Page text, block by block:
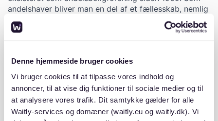
Denne hjemmeside bruger cookies
Vi bruger cookies til at tilpasse vores indhold og
annoncer, til at vise dig funktioner til sociale medier og til
at analysere vores trafik. Dit samtykke gælder for alle
Waitly-services og domæner (waitly.eu og waitly.dk). Vi
andelshaver bliver man en del af et fællesskab, nemlig
andelsboligforeningen. Det medfører nogle
rettigheder, men også nogle forpligtelser over for
medbestemmelse iht. foreningens vedtægter. Som
eksempel kan nævnes den årlige generalforsamling,
hvor der vælges bestyrelsesmedlemmer, vedtages
ændringer, tages større og mindre beslutninger, som
ikke falder ind under bestyrelsens kompetencer. Som
andelshaver kan man stille forslag til